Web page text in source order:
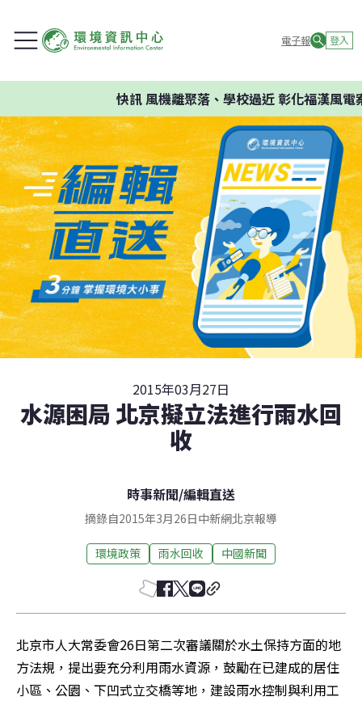
電子報 登入
快訊風機離聚落、學校過近 彰化福漢風電
2015年03月27日
水源困局 北京擬立法進行雨水回
收
時事新聞/編輯直送
摘錄自2015年3月26日中新網北京報導
環境政策 雨水回收 中國新聞
北京市人大常委會26日第二次審議關於水土保持方面的地
方法規，提出要充分利用雨水資源，鼓勵在已建成的居住
小區、公園、下凹式立交橋等地，建設雨水控制與利用工